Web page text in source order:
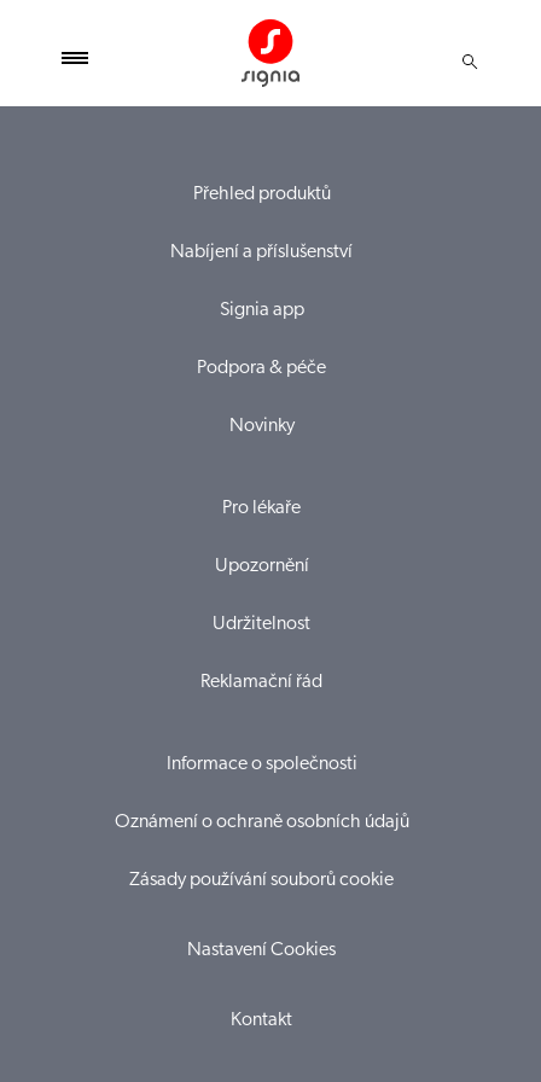
Přehled produktů
Nabíjení a příslušenství
Signia app
Podpora & péče
Novinky
Pro lékaře
Upozornění
Udržitelnost
Reklamační řád
Informace o společnosti
Oznámení o ochraně osobních údajů
Zásady používání souborů cookie
Nastavení Cookies
Kontakt